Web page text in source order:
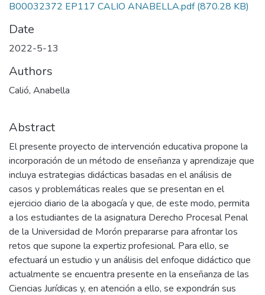
B00032372 EP117 CALIO ANABELLA.pdf (870.28 KB)
Date
2022-5-13
Authors
Calió, Anabella
Abstract
El presente proyecto de intervención educativa propone la
incorporación de un método de enseñanza y aprendizaje que
incluya estrategias didácticas basadas en el análisis de
casos y problemáticas reales que se presentan en el
ejercicio diario de la abogacía y que, de este modo, permita
a los estudiantes de la asignatura Derecho Procesal Penal
de la Universidad de Morón prepararse para afrontar los
retos que supone la expertiz profesional. Para ello, se
efectuará un estudio y un análisis del enfoque didáctico que
actualmente se encuentra presente en la enseñanza de las
Ciencias Jurídicas y, en atención a ello, se expondrán sus